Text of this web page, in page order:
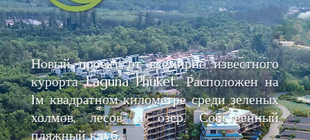
Новый проект от всемирно известного
курорта Laguna Phuket. Расположен на
1м квадратном километре среди зеленых
холмов, лесов и озер. Собственный
пляжный клуб.